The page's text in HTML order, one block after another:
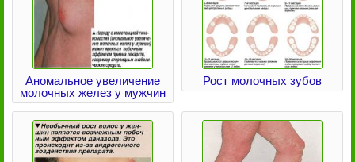
Аномальное увеличение
молочных желез у мужчин
Рост молочных зубов